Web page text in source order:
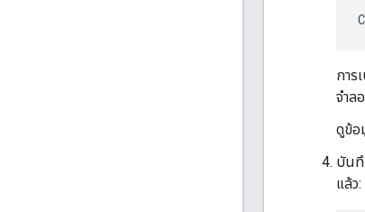
การ
จำล
ดูข้อ
บันทึ
แล้ว: